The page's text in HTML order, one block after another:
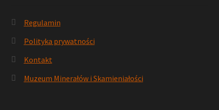
Regulamin
Polityka prywatności
Kontakt
Muzeum Minerałów i Skamieniałości